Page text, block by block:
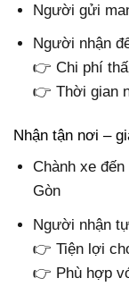
Người gửi
Người nhận
👉 Chi phí
👉 Thời gian
Nhận tận nơi –
Chành xe
Gòn
Người nhận
👉 Tiện lợi
👉 Phù hợp